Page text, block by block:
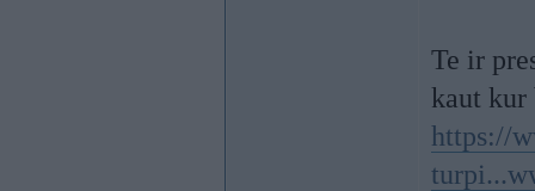
Te ir
kaut kur
https://